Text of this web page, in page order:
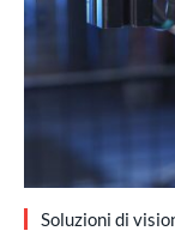
Soluzioni di